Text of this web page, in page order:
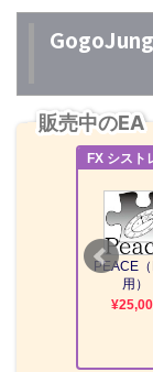
販売中のEA